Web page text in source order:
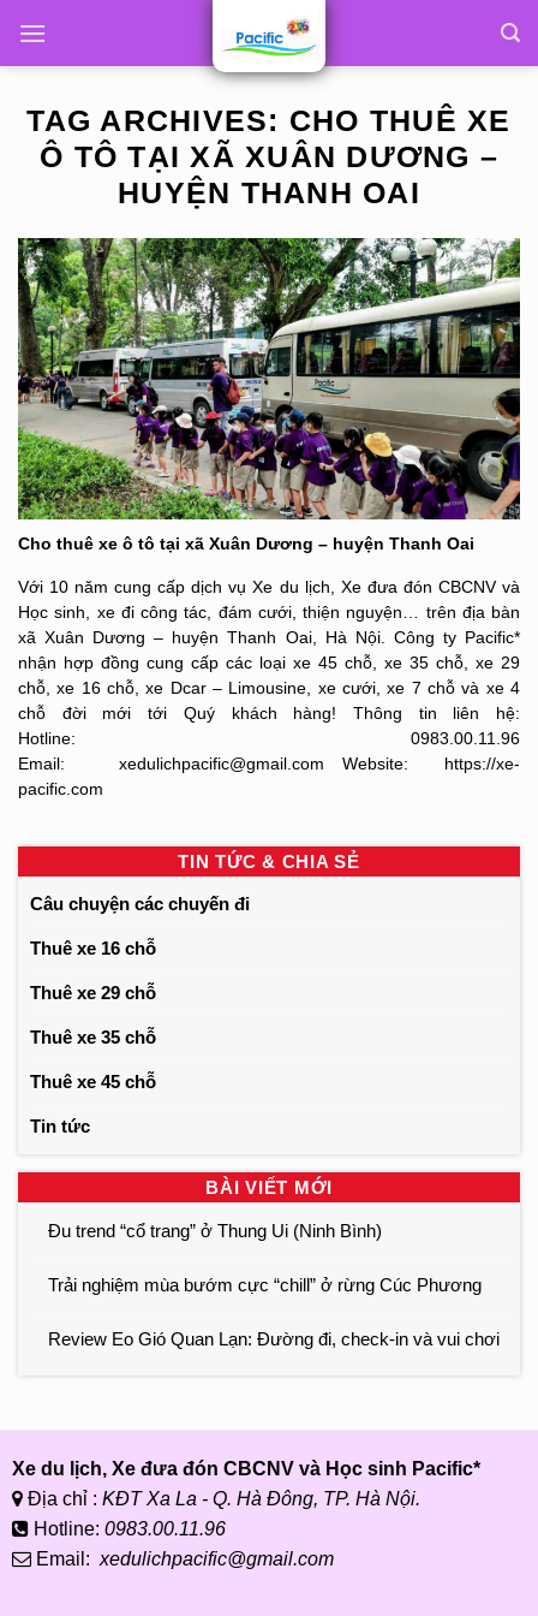
TAG ARCHIVES: CHO THUÊ XE
Ô TÔ TẠI XÃ XUÂN DƯƠNG –
HUYỆN THANH OAI
Cho thuê xe ô tô tại xã Xuân Dương – huyện Thanh Oai
Với 10 năm cung cấp dịch vụ Xe du lịch, Xe đưa đón CBCNV và
Học sinh, xe đi công tác, đám cưới, thiện nguyện… trên địa bàn
xã Xuân Dương – huyện Thanh Oai, Hà Nội. Công ty Pacific*
nhận hợp đồng cung cấp các loại xe 45 chỗ, xe 35 chỗ, xe 29
chỗ, xe 16 chỗ, xe Dcar – Limousine, xe cưới, xe 7 chỗ và xe 4
chỗ đời mới tới Quý khách hàng! Thông tin liên hệ:
Hotline: 0983.00.11.96
Email: xedulichpacific@gmail.com Website: https://xe-
pacific.com
TIN TỨC & CHIA SẺ
Câu chuyện các chuyến đi
Thuê xe 16 chỗ
Thuê xe 29 chỗ
Thuê xe 35 chỗ
Thuê xe 45 chỗ
Tin tức
BÀI VIẾT MỚI
Đu trend “cổ trang” ở Thung Ui (Ninh Bình)
Trải nghiệm mùa bướm cực “chill” ở rừng Cúc Phương
Review Eo Gió Quan Lạn: Đường đi, check-in và vui chơi
Xe du lịch, Xe đưa đón CBCNV và Học sinh Pacific*
Địa chỉ : KĐT Xa La - Q. Hà Đông, TP. Hà Nội.
Hotline: 0983.00.11.96
Email: xedulichpacific@gmail.com